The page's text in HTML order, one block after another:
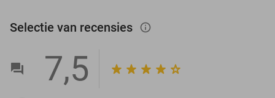
Selectie van recensies info_outlined
7,5